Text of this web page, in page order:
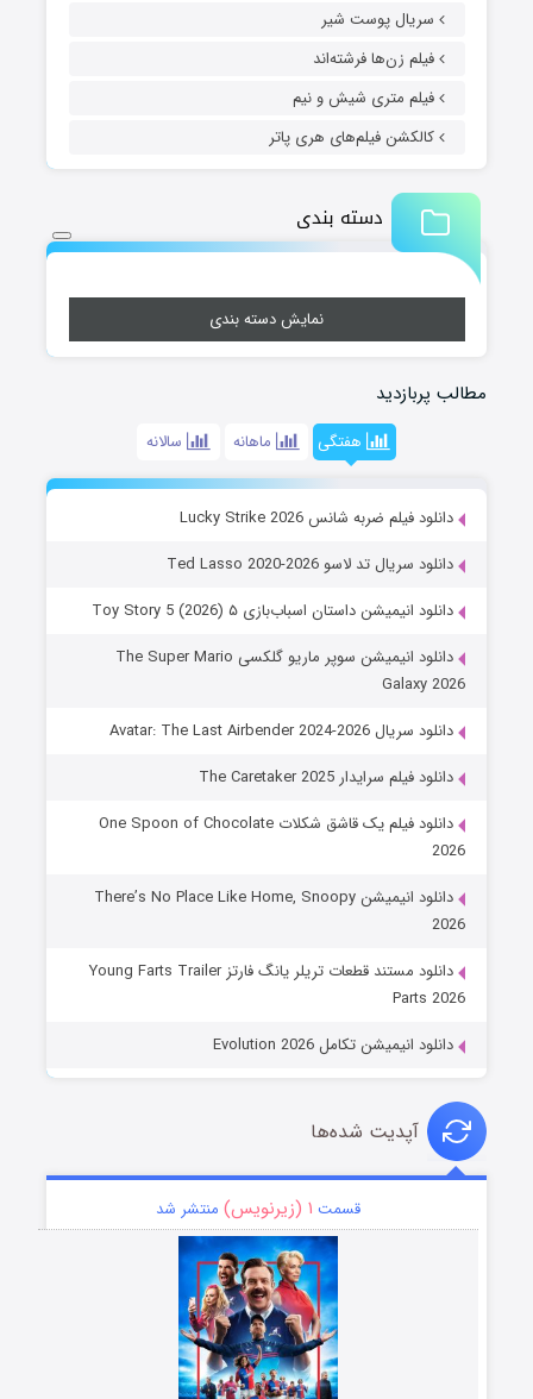
سریال پوست شیر
فیلم زن‌ها فرشته‌اند
فیلم متری شیش و نیم
کالکشن فیلم‌های هری پاتر
دسته بندی
نمایش دسته بندی
مطالب پربازدید
هفتگی ماهانه سالانه
دانلود فیلم ضربه شانس Lucky Strike 2026
دانلود سریال تد لاسو Ted Lasso 2020-2026
دانلود انیمیشن داستان اسباب‌بازی ۵ Toy Story 5 (2026)
دانلود انیمیشن سوپر ماریو گلکسی The Super Mario
Galaxy 2026
دانلود سریال Avatar: The Last Airbender 2024-2026
دانلود فیلم سرایدار The Caretaker 2025
دانلود فیلم یک قاشق شکلات One Spoon of Chocolate
2026
دانلود انیمیشن There’s No Place Like Home, Snoopy
2026
دانلود مستند قطعات تریلر یانگ فارتز Young Farts Trailer
Parts 2026
دانلود انیمیشن تکامل Evolution 2026
آپدیت شده‌ها
قسمت ۱ (زیرنویس) منتشر شد